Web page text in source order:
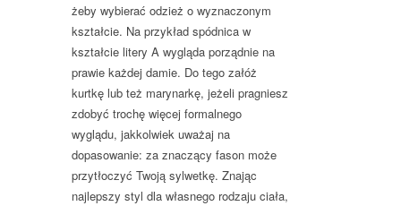
żeby wybierać odzież o wyznaczonym
kształcie. Na przykład spódnica w
kształcie litery A wygląda porządnie na
prawie każdej damie. Do tego załóż
kurtkę lub też marynarkę, jeżeli pragniesz
zdobyć trochę więcej formalnego
wyglądu, jakkolwiek uważaj na
dopasowanie: za znaczący fason może
przytłoczyć Twoją sylwetkę. Znając
najlepszy styl dla własnego rodzaju ciała,